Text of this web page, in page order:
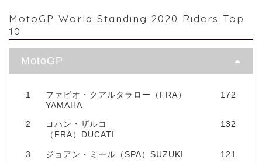
MotoGP World Standing 2020 Riders Top
10
MotoGP
1
ファビオ・クアルタラロー（FRA）
YAMAHA
172
2
ヨハン・ザルコ
（FRA）DUCATI
132
3 ジョアン・ミール（SPA）SUZUKI 121